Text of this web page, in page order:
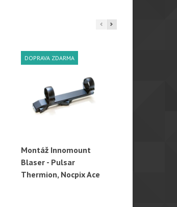
DOPRAVA ZDARMA
Rychlý náhled
Montáž Innomount
Blaser - Pulsar
Thermion, Nocpix Ace